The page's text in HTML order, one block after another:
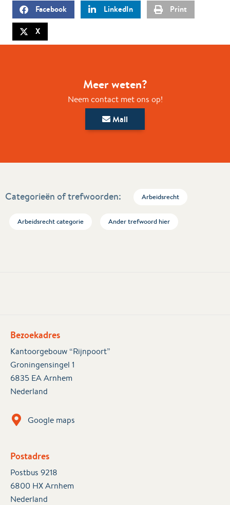
Facebook LinkedIn Print
X
Meer weten?
Neem contact met ons op!
Mail
Categorieën of trefwoorden: Arbeidsrecht
Arbeidsrecht categorie Ander trefwoord hier
Bezoekadres
Kantoorgebouw “Rijnpoort”
Groningensingel 1
6835 EA Arnhem
Nederland
Google maps
Postadres
Postbus 9218
6800 HX Arnhem
Nederland